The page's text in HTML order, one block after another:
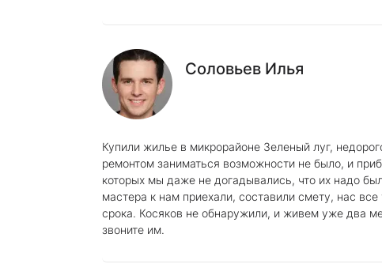
Соловьев Илья
Купили жилье в микрорайоне Зеленый луг,
ремонтом заниматься возможности не было, и
которых мы даже не догадывались, что их надо
мастера к нам приехали, составили смету, нас
срока. Косяков не обнаружили, и живем уже два
звоните им.